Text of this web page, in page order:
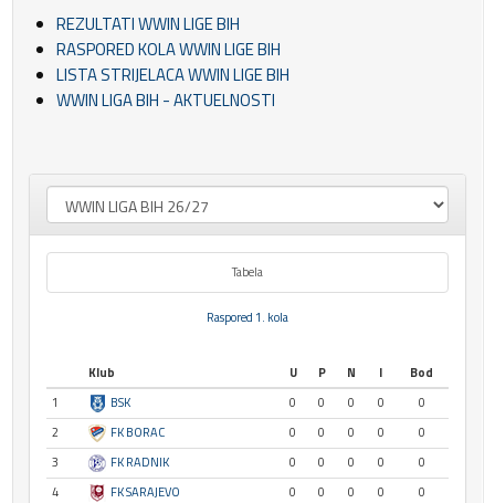
REZULTATI WWIN LIGE BIH
RASPORED KOLA WWIN LIGE BIH
LISTA STRIJELACA WWIN LIGE BIH
WWIN LIGA BIH - AKTUELNOSTI
Tabela
Raspored 1. kola
Klub U P N I
Bod
1
BSK 0 0 0 0
0
2
FK BORAC 0 0 0 0
0
3
FK RADNIK 0 0 0 0
0
4
FK SARAJEVO 0 0 0 0
0